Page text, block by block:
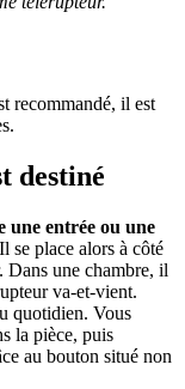
recommandé, il est
destiné
une entrée ou une
se place alors à côté
Dans une chambre, il
va-et-vient.
quotidien. Vous
la pièce, puis
au bouton situé non